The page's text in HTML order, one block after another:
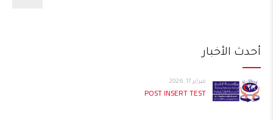
أحدث الأخبار
فبراير 17, 2026
POST INSERT TEST